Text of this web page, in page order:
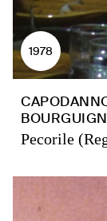
1978
Pecorile